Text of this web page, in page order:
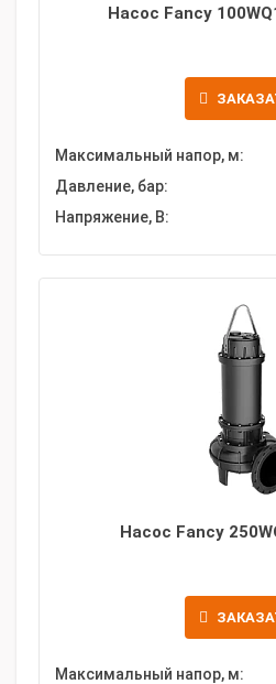
Насос Fancy
Максимальный напор, м:
Давление, бар:
Напряжение, В:
Насос Fancy
Максимальный напор, м: